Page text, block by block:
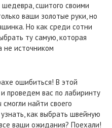
шедевра, сшитого своими
ваши золотые руки, но
Но как среди сотни
ту самую, которая
источником
ошибиться! В этой
проведем вас по лабиринту
найти своего
как выбрать швейную
ваши ожидания? Поехали!